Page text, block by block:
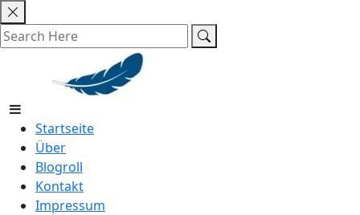
Skip
to
content
Startseite
Über
Blogroll
Kontakt
Impressum